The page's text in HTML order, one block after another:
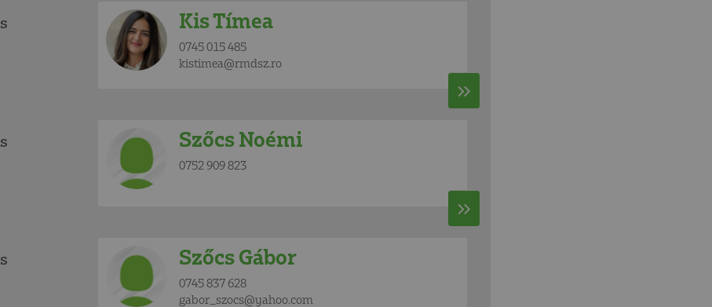
Kis Tímea
0745 015 485
kistimea@rmdsz.ro
Szőcs Noémi
0752 909 823
Szőcs Gábor
0745 837 628
gabor_szocs@yahoo.com